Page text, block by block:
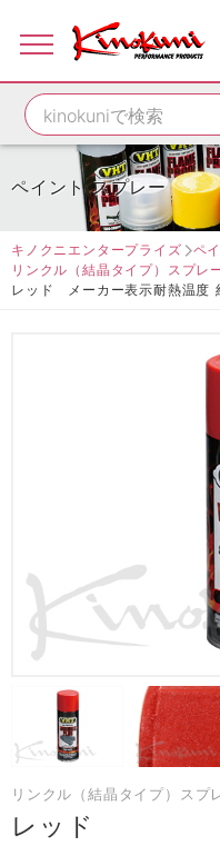
ペイント スプレー
キノクニエンタープライズ
ペ
リンクル（結晶タイプ）スプレ
レッド メーカー表示耐熱温度
リンクル（結晶タイプ）スプ
レッド